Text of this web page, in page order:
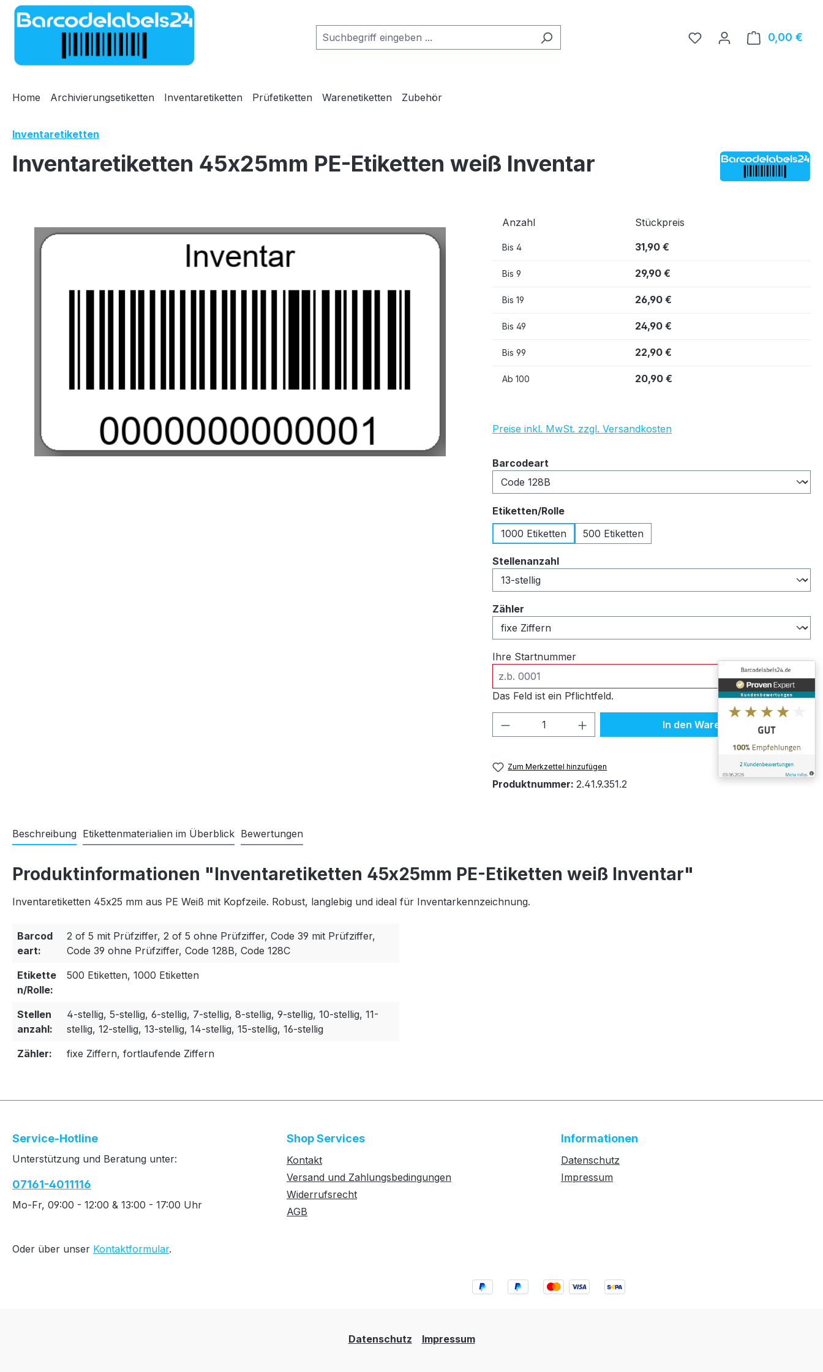
Hauptinhalt springen
Zur Suche springen
Zur Hauptnavigation springen
0,00 €
Home Archivierungsetiketten Inventaretiketten Prüfetiketten Warenetiketten Zubehör
Inventaretiketten
Inventaretiketten 45x25mm PE-Etiketten weiß Inventar
Anzahl Stückpreis
Bis 4 31,90 €
Bis 9 29,90 €
Bis 19 26,90 €
Bis 49 24,90 €
Bis 99 22,90 €
Ab 100 20,90 €
Preise inkl. MwSt. zzgl. Versandkosten
Barcodeart
Etiketten/Rolleauswählen
1000 Etiketten
500 Etiketten
Stellenanzahlauswählen
Zähler
Ihre Startnummer
Das Feld ist ein Pflichtfeld.
Produkt Anzahl: Gib den gewünschten Wert
In den Warenkorb
Zum Merkzettel hinzufügen
Produktnummer: 2.41.9.351.2
Beschreibung Etikettenmaterialien im Überblick Bewertungen
Produktinformationen "Inventaretiketten 45x25mm PE-Etiketten weiß Inventar"
Inventaretiketten 45x25 mm aus PE Weiß mit Kopfzeile. Robust, langlebig und ideal für Inventarkennzeichnung.
Barcod
eart:
2 of 5 mit Prüfziffer, 2 of 5 ohne Prüfziffer, Code 39 mit Prüfziffer,
Code 39 ohne Prüfziffer, Code 128B, Code 128C
Etikette
n/Rolle:
500 Etiketten, 1000 Etiketten
Stellen
anzahl:
4-stellig, 5-stellig, 6-stellig, 7-stellig, 8-stellig, 9-stellig, 10-stellig, 11-
stellig, 12-stellig, 13-stellig, 14-stellig, 15-stellig, 16-stellig
Zähler:
fixe Ziffern, fortlaufende Ziffern
Service-Hotline
Unterstützung und Beratung unter:
07161-4011116
Mo-Fr, 09:00 - 12:00 & 13:00 - 17:00 Uhr
Oder über unser Kontaktformular.
Shop Services
Kontakt
Versand und Zahlungsbedingungen
Widerrufsrecht
AGB
Informationen
Datenschutz
Impressum
Datenschutz Impressum